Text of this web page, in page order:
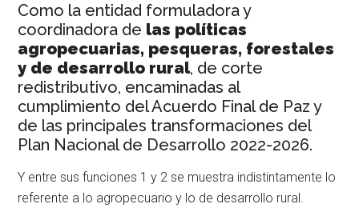
Como la entidad formuladora y
coordinadora de las políticas
agropecuarias, pesqueras, forestales
y de desarrollo rural, de corte
redistributivo, encaminadas al
cumplimiento del Acuerdo Final de Paz y
de las principales transformaciones del
Plan Nacional de Desarrollo 2022-2026.
Y entre sus funciones 1 y 2 se muestra indistintamente lo
referente a lo agropecuario y lo de desarrollo rural.